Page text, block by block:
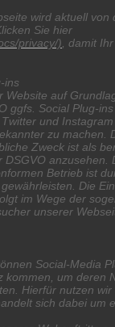
wird aktuell von
Sie hier
privacy/) , damit
ins
Website auf
ggfs. Social Plug-
und
zu machen.
Zweck ist als
DSGVO anzusehen.
Betrieb ist
Die
im Wege der
unserer
Social-Media
kommen, um deren
Hierfür nutzen wir
sich dabei um